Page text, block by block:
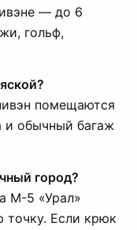
— до 6
гольф,
помещаются
и обычный багаж
город?
М-5 «Урал»
точку. Если крюк